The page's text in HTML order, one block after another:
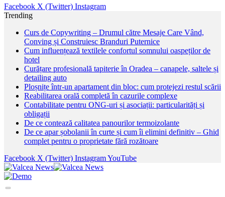
Facebook X (Twitter) Instagram
Trending
Curs de Copywriting – Drumul către Mesaje Care Vând,
Conving și Construiesc Branduri Puternice
Cum influențează textilele confortul somnului oaspeților de
hotel
Curățare profesională tapiterie în Oradea – canapele, saltele și
detailing auto
Ploșnițe într-un apartament din bloc: cum protejezi restul scării
Reabilitarea orală completă în cazurile complexe
Contabilitate pentru ONG-uri și asociații: particularități și
obligații
De ce contează calitatea panourilor termoizolante
De ce apar șobolanii în curte și cum îi elimini definitiv – Ghid
complet pentru o proprietate fără rozătoare
Facebook X (Twitter) InstagramYouTube